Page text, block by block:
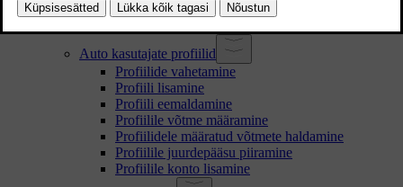
Kuidas alustada Google teenuste kasutamist
Auto kasutajate profiilid
Profiilide vahetamine
Profiili lisamine
Profiili eemaldamine
Profiilile võtme määramine
Profiilidele määratud võtmete haldamine
Profiilile juurdepääsu piiramine
Profiilile konto lisamine